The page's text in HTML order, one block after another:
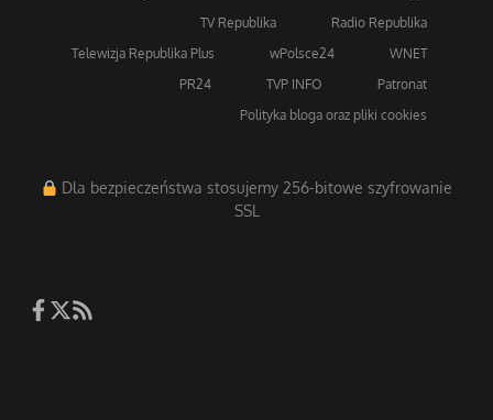
TV Republika
Radio Republika
Telewizja Republika Plus
wPolsce24
WNET
PR24
TVP INFO
Patronat
Polityka bloga oraz pliki cookies
Dla bezpieczeństwa stosujemy 256-bitowe szyfrowanie
SSL